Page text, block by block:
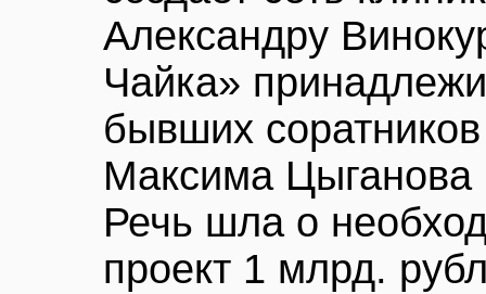
Александру
Чайка»
бывших
Максима Цыганова
Речь шла о
проект 1 млрд.